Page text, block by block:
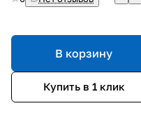
В корзину
Купить в 1 клик